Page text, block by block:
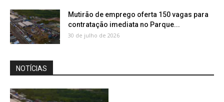
Mutirão de emprego oferta 150 vagas para
contratação imediata no Parque...
30 de julho de 2026
NOTÍCIAS